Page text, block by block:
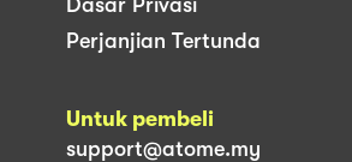
Dasar Privasi
Perjanjian Tertunda
Untuk pembeli
support@atome.my